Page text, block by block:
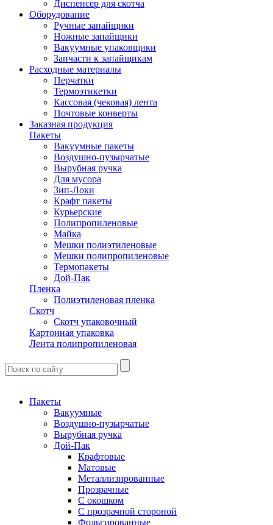
Диспенсер для скотча
Оборудование
Ручные запайщики
Ножные запайщики
Вакуумные упаковщики
Запчасти к запайщикам
Расходные материалы
Перчатки
Термоэтикетки
Кассовая (чековая) лента
Почтовые конверты
Заказная продукция
Пакеты
Вакуумные пакеты
Воздушно-пузырчатые
Вырубная ручка
Для мусора
Зип-Локи
Крафт пакеты
Курьерские
Полипропиленовые
Майка
Мешки полиэтиленовые
Мешки полипропиленовые
Термопакеты
Дой-Пак
Пленка
Полиэтиленовая пленка
Скотч
Скотч упаковочный
Картонная упаковка
Лента полипропиленовая
Пакеты
Вакуумные
Воздушно-пузырчатые
Вырубная ручка
Дой-Пак
Крафтовые
Матовые
Металлизированные
Прозрачные
С окошком
С прозрачной стороной
Фольгированные